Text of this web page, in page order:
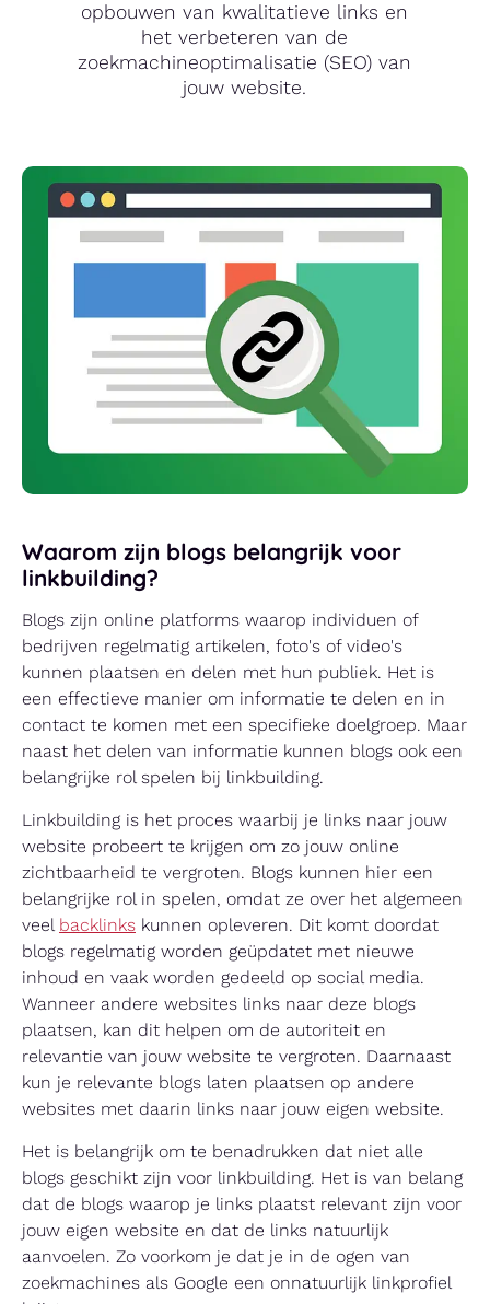
opbouwen van kwalitatieve links en
het verbeteren van de
zoekmachineoptimalisatie (SEO) van
jouw website.
Waarom zijn blogs belangrijk voor
linkbuilding?
Blogs zijn online platforms waarop individuen of
bedrijven regelmatig artikelen, foto's of video's
kunnen plaatsen en delen met hun publiek. Het is
een effectieve manier om informatie te delen en in
contact te komen met een specifieke doelgroep. Maar
naast het delen van informatie kunnen blogs ook een
belangrijke rol spelen bij linkbuilding.
Linkbuilding is het proces waarbij je links naar jouw
website probeert te krijgen om zo jouw online
zichtbaarheid te vergroten. Blogs kunnen hier een
belangrijke rol in spelen, omdat ze over het algemeen
veel backlinks kunnen opleveren. Dit komt doordat
blogs regelmatig worden geüpdatet met nieuwe
inhoud en vaak worden gedeeld op social media.
Wanneer andere websites links naar deze blogs
plaatsen, kan dit helpen om de autoriteit en
relevantie van jouw website te vergroten. Daarnaast
kun je relevante blogs laten plaatsen op andere
websites met daarin links naar jouw eigen website.
Het is belangrijk om te benadrukken dat niet alle
blogs geschikt zijn voor linkbuilding. Het is van belang
dat de blogs waarop je links plaatst relevant zijn voor
jouw eigen website en dat de links natuurlijk
aanvoelen. Zo voorkom je dat je in de ogen van
zoekmachines als Google een onnatuurlijk linkprofiel